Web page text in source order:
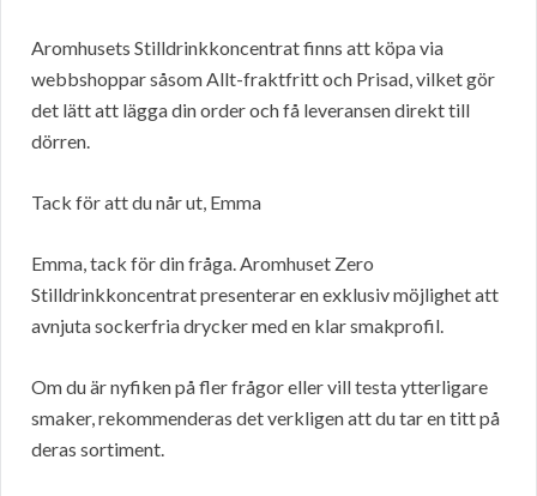
Aromhusets Stilldrinkkoncentrat finns att köpa via
webbshoppar såsom Allt-fraktfritt och Prisad, vilket gör
det lätt att lägga din order och få leveransen direkt till
dörren.
Tack för att du når ut, Emma
Emma, tack för din fråga. Aromhuset Zero
Stilldrinkkoncentrat presenterar en exklusiv möjlighet att
avnjuta sockerfria drycker med en klar smakprofil.
Om du är nyfiken på fler frågor eller vill testa ytterligare
smaker, rekommenderas det verkligen att du tar en titt på
deras sortiment.